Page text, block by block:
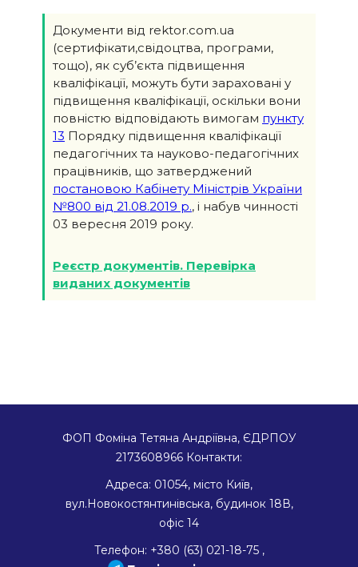
Документи від rektor.com.ua
(сертифікати,свідоцтва, програми,
тощо), як суб’єкта підвищення
кваліфікації, можуть бути зараховані у
підвищення кваліфікації, оскільки вони
повністю відповідають вимогам пункту
13 Порядку підвищення кваліфікації
педагогічних та науково-педагогічних
працівників, що затверджений
постановою Кабінету Міністрів України
№800 від 21.08.2019 р., і набув чинності
03 вересня 2019 року.
Реєстр документів. Перевірка
виданих документів
ФОП Фоміна Тетяна Андріївна, ЄДРПОУ
2173608966 Контакти:
Адреса: 01054, місто Київ,
вул.Новокостянтинівська, будинок 18В,
офіс 14
Телефон: +380 (63) 021-18-75 ,